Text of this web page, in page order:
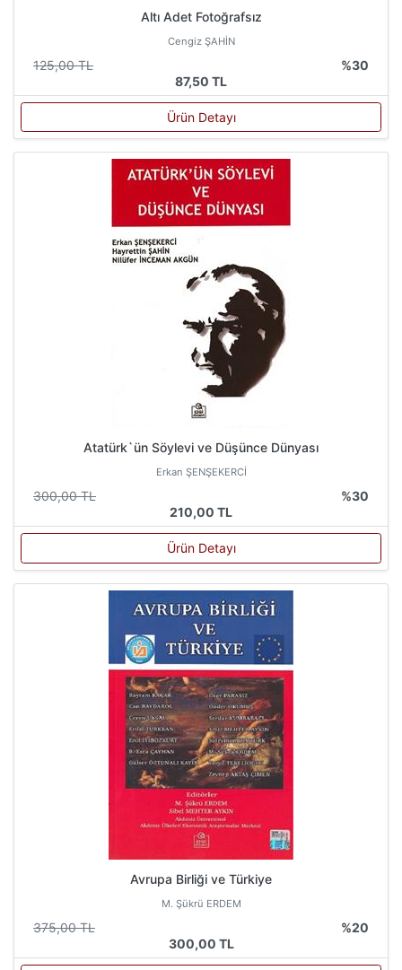
Altı Adet Fotoğrafsız
Cengiz ŞAHİN
125,00 TL
%30
87,50 TL
Ürün Detayı
Atatürk`ün Söylevi ve Düşünce Dünyası
Erkan ŞENŞEKERCİ
300,00 TL
%30
210,00 TL
Ürün Detayı
Avrupa Birliği ve Türkiye
M. Şükrü ERDEM
375,00 TL
%20
300,00 TL